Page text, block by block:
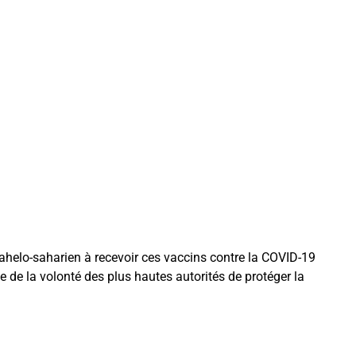
saharien à recevoir ces vaccins contre la COVID-19
de la volonté des plus hautes autorités de protéger la